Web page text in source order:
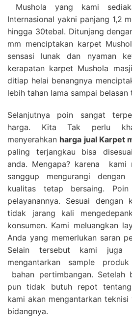
Mushola yang kami
Internasional yakni panjang 1,2
hingga 30tebal. Ditunjang
mm menciptakan karpet
sensasi lunak dan nyaman
kerapatan karpet Mushola
ditiap helai benangnya
lebih tahan lama sampai belasan
Selanjutnya poin sangat
harga. Kita Tak perlu
menyerahkan harga jual Karpet
paling terjangkau bisa
anda. Mengapa? karena kami
sanggup mengurangi
kualitas tetap bersaing.
pelayanannya. Sesuai dengan
tidak jarang kali
konsumen. Kami meluangkan
Anda yang memerlukan saran
Selain tersebut kami juga
mengantarkan sample
bahan pertimbangan. Setelah
pun tidak butuh repot tentang
kami akan mengantarkan
bidangnya.